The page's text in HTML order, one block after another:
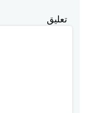
تعليق